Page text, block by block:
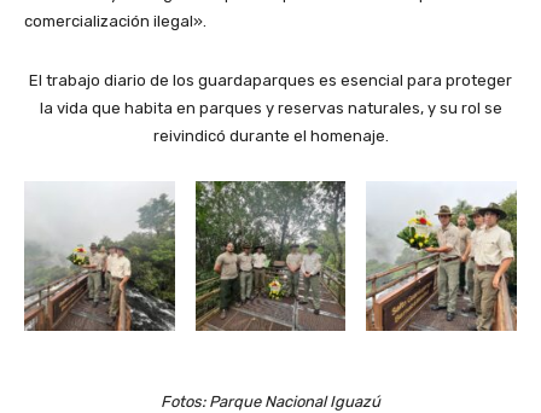
comercialización ilegal».
El trabajo diario de los guardaparques es esencial para proteger
la vida que habita en parques y reservas naturales, y su rol se
reivindicó durante el homenaje.
Fotos: Parque Nacional Iguazú